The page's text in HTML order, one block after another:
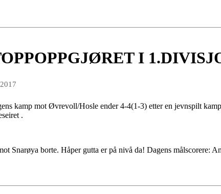
I
kamp mot Øvrevoll/Hosle ender 4-4(1-3) etter en jevnspilt
.
Snarøya borte. Håper gutta er på nivå da! Dagens målscorere: